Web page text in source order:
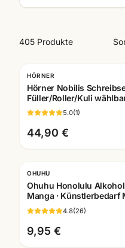
405 Produkte
Gratis Gravur
HÖRNER
Hörner Nobilis
Füller/Roller/Kuli
5.0(1)
44,90 €
OHUHU
Ohuhu Honolulu
Manga · Künstlerbedarf
4.8(26)
9,95 €